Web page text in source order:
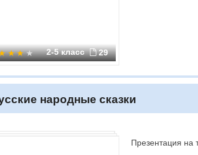
2-5 класс 29
народные сказки
Презентация на